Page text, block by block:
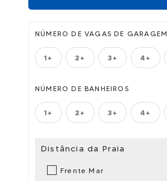
NÚMERO DE VAGAS DE GARAGEM
1+ 2+ 3+ 4+
NÚMERO DE BANHEIROS
1+ 2+ 3+ 4+
Distância da Praia
Frente Mar